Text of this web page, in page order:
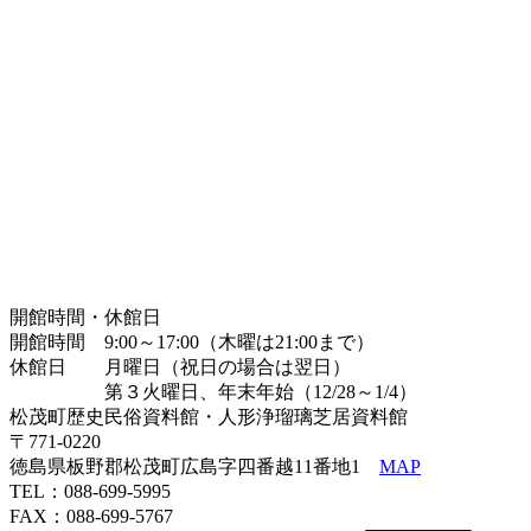
開館時間・休館日
開館時間 9:00～17:00（木曜は21:00まで）
休館日 月曜日（祝日の場合は翌日）
第３火曜日、年末年始（12/28～1/4）
松茂町歴史民俗資料館・人形浄瑠璃芝居資料館
〒771-0220
徳島県板野郡松茂町広島字四番越11番地1 MAP
TEL：088-699-5995
FAX：088-699-5767